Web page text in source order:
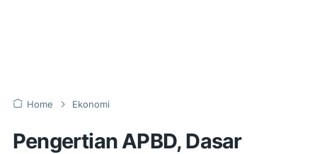
Home Ekonomi
Pengertian APBD, Dasar